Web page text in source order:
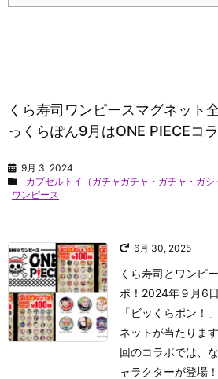
くら寿司ワンピースマグネット
っくらぽん9月はONE PIECEコ
9月 3, 2024
カプセルトイ（ガチャガチャ・ガチャ・ガシ
ワンピース
6月 30, 2025
くら寿司とワンピ
ボ！2024年９月6
「ビッくらポン！
ネットが当たりま
回のコラボでは、
ャラクターが登場